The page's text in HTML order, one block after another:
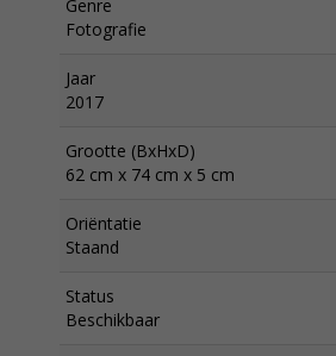
Genre
Fotografie
Jaar
2017
Grootte (BxHxD)
62 cm x 74 cm x 5 cm
Oriëntatie
Staand
Status
Beschikbaar